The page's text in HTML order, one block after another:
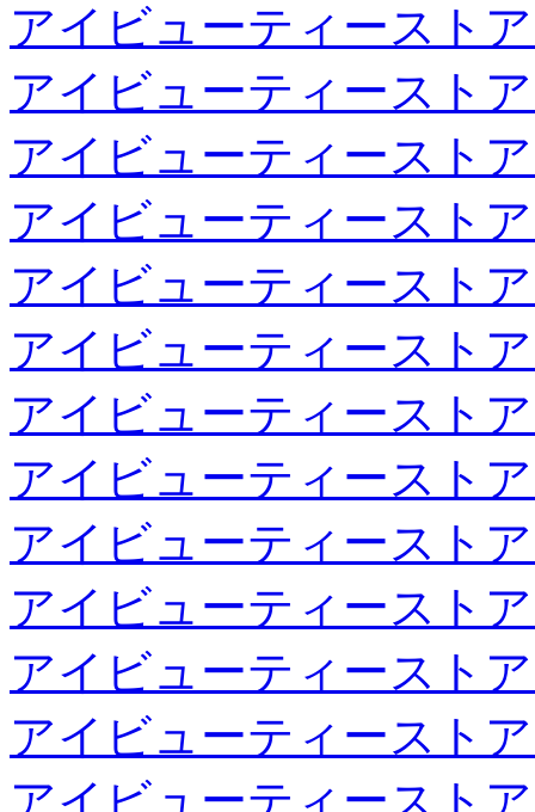
アイビューティースト
アイビューティースト
アイビューティースト
アイビューティースト
アイビューティースト
アイビューティースト
アイビューティースト
アイビューティースト
アイビューティースト
アイビューティースト
アイビューティースト
アイビューティースト
アイビューティースト